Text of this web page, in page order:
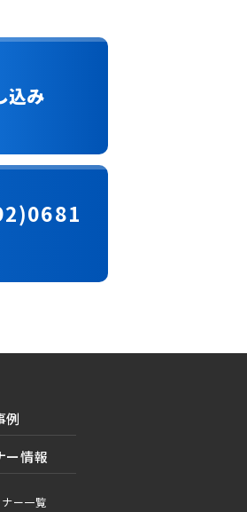
込み
例
ー情報
ー一覧